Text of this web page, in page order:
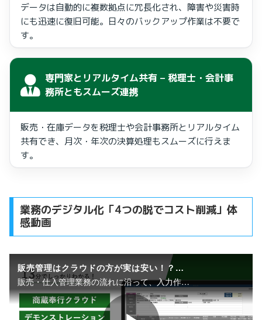
データは自動的に複数拠点に冗長化され、障害や災害時
にも迅速に復旧可能。日々のバックアップ作業は不要で
す。
専門家とリアルタイム共有– 税理士・会計事
務所ともスムーズ連携
販売・在庫データを税理士や会計事務所とリアルタイム
共有でき、月次・年次の決算処理もスムーズに行えま
す。
業務のデジタル化「4つの脱でコスト削減」体
感動画